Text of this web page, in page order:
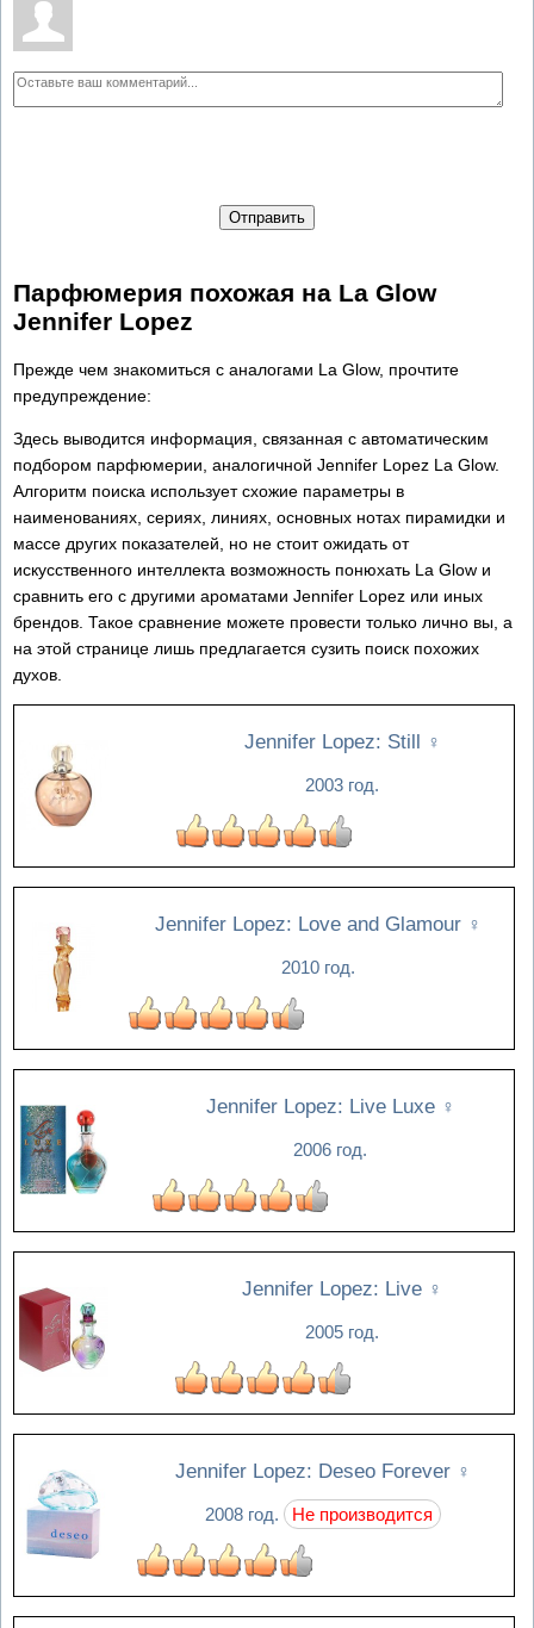
Отправить
Парфюмерия похожая на La Glow
Jennifer Lopez
Прежде чем знакомиться с аналогами La Glow, прочтите
предупреждение:
Здесь выводится информация, связанная с автоматическим
подбором парфюмерии, аналогичной Jennifer Lopez La Glow.
Алгоритм поиска использует схожие параметры в
наименованиях, сериях, линиях, основных нотах пирамидки и
массе других показателей, но не стоит ожидать от
искусственного интеллекта возможность понюхать La Glow и
сравнить его с другими ароматами Jennifer Lopez или иных
брендов. Такое сравнение можете провести только лично вы, а
на этой странице лишь предлагается сузить поиск похожих
духов.
Jennifer Lopez: Still ♀
2003 год.
Jennifer Lopez: Love and Glamour ♀
2010 год.
Jennifer Lopez: Live Luxe ♀
2006 год.
Jennifer Lopez: Live ♀
2005 год.
Jennifer Lopez: Deseo Forever ♀
2008 год. Не производится